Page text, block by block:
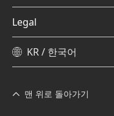
Legal
KR / 한국어
맨 위로 돌아가기